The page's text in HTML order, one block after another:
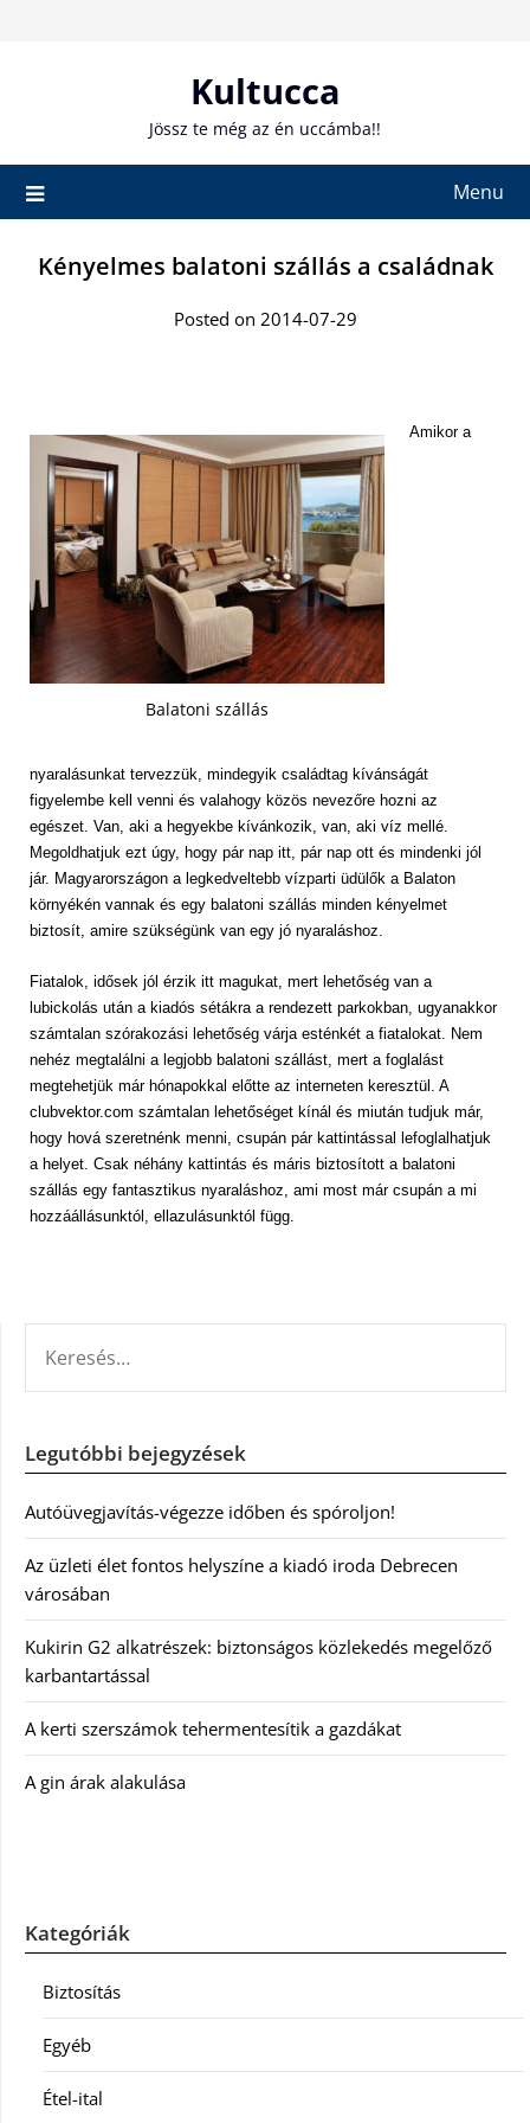
Kultucca
Jössz te még az én uccámba!!
Menu
Kényelmes balatoni szállás a családnak
Posted on 2014-07-29
Balatoni szállás
Amikor a
nyaralásunkat tervezzük, mindegyik családtag kívánságát
figyelembe kell venni és valahogy közös nevezőre hozni az
egészet. Van, aki a hegyekbe kívánkozik, van, aki víz mellé.
Megoldhatjuk ezt úgy, hogy pár nap itt, pár nap ott és mindenki jól
jár. Magyarországon a legkedveltebb vízparti üdülők a Balaton
környékén vannak és egy balatoni szállás minden kényelmet
biztosít, amire szükségünk van egy jó nyaraláshoz.
Fiatalok, idősek jól érzik itt magukat, mert lehetőség van a
lubickolás után a kiadós sétákra a rendezett parkokban, ugyanakkor
számtalan szórakozási lehetőség várja esténkét a fiatalokat. Nem
nehéz megtalálni a legjobb balatoni szállást, mert a foglalást
megtehetjük már hónapokkal előtte az interneten keresztül. A
clubvektor.com számtalan lehetőséget kínál és miután tudjuk már,
hogy hová szeretnénk menni, csupán pár kattintással lefoglalhatjuk
a helyet. Csak néhány kattintás és máris biztosított a balatoni
szállás egy fantasztikus nyaraláshoz, ami most már csupán a mi
hozzáállásunktól, ellazulásunktól függ.
Legutóbbi bejegyzések
Autóüvegjavítás-végezze időben és spóroljon!
Az üzleti élet fontos helyszíne a kiadó iroda Debrecen
városában
Kukirin G2 alkatrészek: biztonságos közlekedés megelőző
karbantartással
A kerti szerszámok tehermentesítik a gazdákat
A gin árak alakulása
Kategóriák
Biztosítás
Egyéb
Étel-ital